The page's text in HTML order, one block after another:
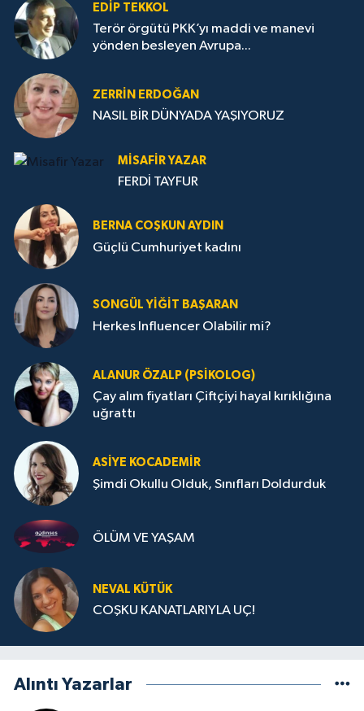
EDIP TEKKOL
Terör örgütü PKK’yı maddi ve manevi
yönden besleyen Avrupa...
ZERRIN ERDOĞAN
NASIL BİR DÜNYADA YAŞIYORUZ
MISAFIR YAZAR
FERDİ TAYFUR
BERNA COŞKUN AYDIN
Güçlü Cumhuriyet kadını
SONGÜL YIĞIT BAŞARAN
Herkes Influencer Olabilir mi?
ALANUR ÖZALP (PSIKOLOG)
Çay alım fiyatları Çiftçiyi hayal kırıklığına
uğrattı
ASIYE KOCADEMİR
Şimdi Okullu Olduk, Sınıfları Doldurduk
ÖLÜM VE YAŞAM
NEVAL KÜTÜK
COŞKU KANATLARIYLA UÇ!
Alıntı Yazarlar